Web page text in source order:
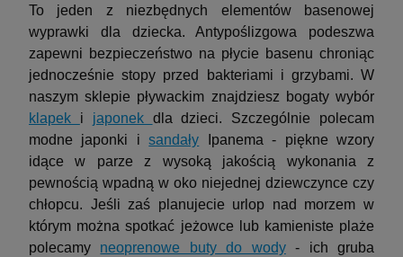
To jeden z niezbędnych elementów basenowej
wyprawki dla dziecka. Antypoślizgowa podeszwa
zapewni bezpieczeństwo na płycie basenu chroniąc
jednocześnie stopy przed bakteriami i grzybami. W
naszym sklepie pływackim znajdziesz bogaty wybór
klapek i japonek dla dzieci. Szczególnie polecam
modne japonki isandały Ipanema - piękne wzory
idące w parze z wysoką jakością wykonania z
pewnością wpadną w oko niejednej dziewczynce czy
chłopcu. Jeśli zaś planujecie urlop nad morzem w
którym można spotkać jeżowce lub kamieniste plaże
polecamy neoprenowe buty do wody- ich gruba